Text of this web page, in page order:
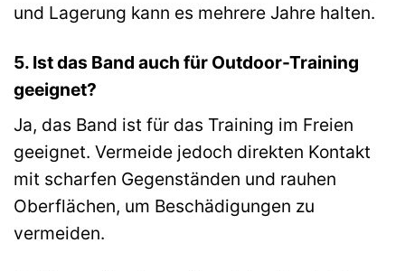
und Lagerung kann es mehrere Jahre halten.
5. Ist das Band auch für Outdoor-Training
geeignet?
Ja, das Band ist für das Training im Freien
geeignet. Vermeide jedoch direkten Kontakt
mit scharfen Gegenständen und rauhen
Oberflächen, um Beschädigungen zu
vermeiden.